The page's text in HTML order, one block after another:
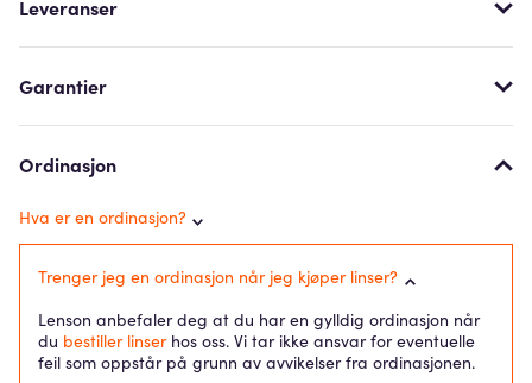
Leveranser
Garantier
Ordinasjon
Hva er en ordinasjon?
Trenger jeg en ordinasjon når jeg kjøper linser?
Lenson anbefaler deg at du har en gylldig ordinasjon når
du bestiller linserhos oss. Vi tar ikke ansvar for eventuelle
feil som oppstår på grunn av avvikelser fra ordinasjonen.